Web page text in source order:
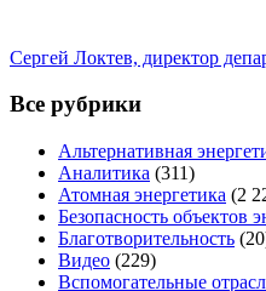
Сергей Локтев, директор
Все рубрики
Альтернативная
Аналитика (311)
Атомная энергетика (2
Безопасность объектов
Благотворительность
Видео (229)
Вспомогательные